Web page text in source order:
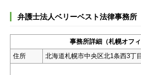
弁護士法人ベリーベスト法律事務所
事務所詳細（札幌オフィ
住所
北海道札幌市中央区北1条西3丁